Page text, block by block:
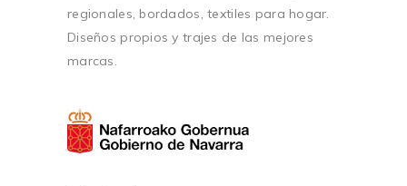
regionales, bordados, textiles para hogar.
Diseños propios y trajes de las mejores
marcas.